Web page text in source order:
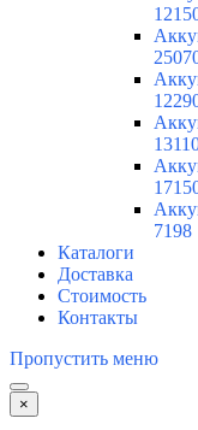
7198
Каталоги
Доставка
Стоимость
Контакты
Пропустить меню
×